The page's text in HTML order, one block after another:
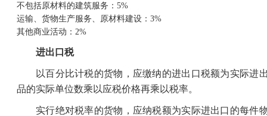
不包括原材料的建筑服务：5%
运输、货物生产服务、原材料建设：3%
其他商业活动：2%
进出口税
以百分比计税的货物，应缴纳的进出口税额为实际进
品的实际单位数乘以应税价格再乘以税率。
实行绝对税率的货物，应纳税额为实际进出口的每件